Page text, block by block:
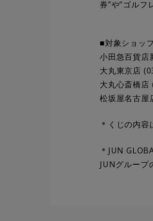
券”や”ゴル
■対象ショッ
小田急百貨
大丸東京店
大丸心斎橋
松坂屋名古
＊くじの内
＊JUN
JUNグループ